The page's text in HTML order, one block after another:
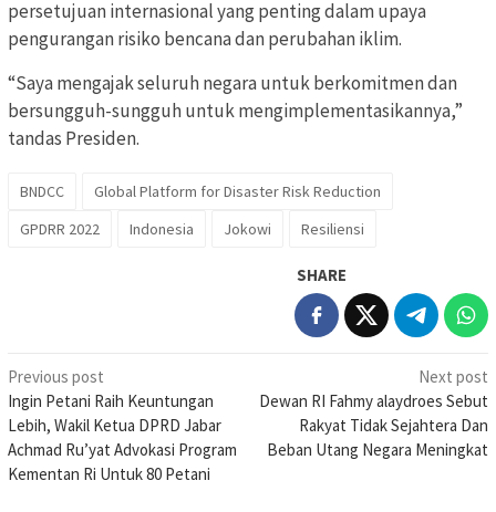
persetujuan internasional yang penting dalam upaya
pengurangan risiko bencana dan perubahan iklim.
“Saya mengajak seluruh negara untuk berkomitmen dan
bersungguh-sungguh untuk mengimplementasikannya,”
tandas Presiden.
BNDCC
Global Platform for Disaster Risk Reduction
GPDRR 2022
Indonesia Jokowi Resiliensi
SHARE
Post
navigation
Previous post
Ingin Petani Raih Keuntungan
Lebih, Wakil Ketua DPRD Jabar
Achmad Ru’yat Advokasi Program
Kementan Ri Untuk 80 Petani
Next post
Dewan RI Fahmy alaydroes Sebut
Rakyat Tidak Sejahtera Dan
Beban Utang Negara Meningkat